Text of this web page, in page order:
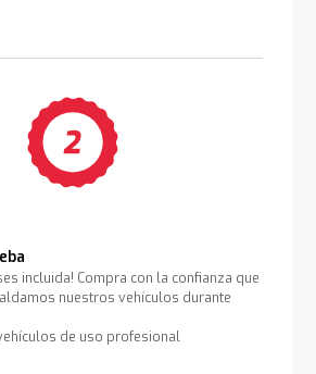
incluida! Compra con la confianza que
nuestros vehículos durante
de uso profesional